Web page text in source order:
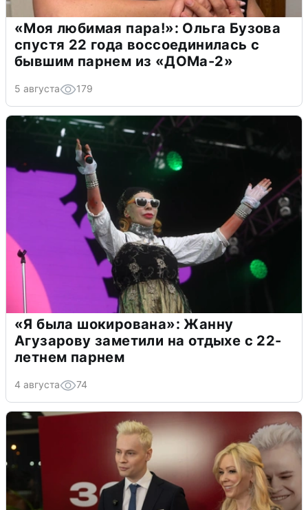
«Моя любимая пара!»: Ольга Бузова
спустя 22 года воссоединилась с
бывшим парнем из «ДОМа-2»
5 августа 179
«Я была шокирована»: Жанну
Агузарову заметили на отдыхе с 22-
летнем парнем
4 августа 74